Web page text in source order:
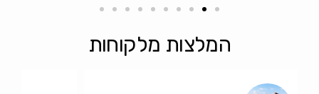
המלצות מלקוחות